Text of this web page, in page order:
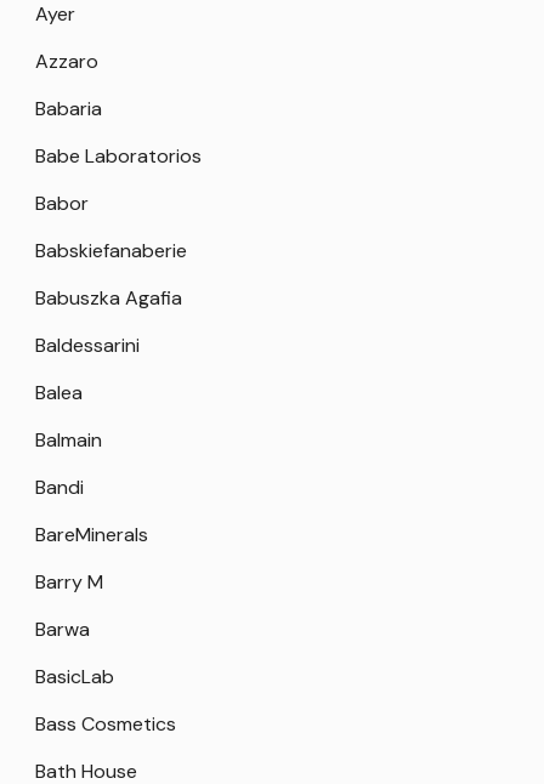
Ayer
Azzaro
Babaria
Babe Laboratorios
Babor
Babskiefanaberie
Babuszka Agafia
Baldessarini
Balea
Balmain
Bandi
BareMinerals
Barry M
Barwa
BasicLab
Bass Cosmetics
Bath House